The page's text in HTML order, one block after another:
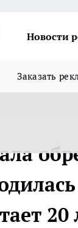
Новости
Заказать
20